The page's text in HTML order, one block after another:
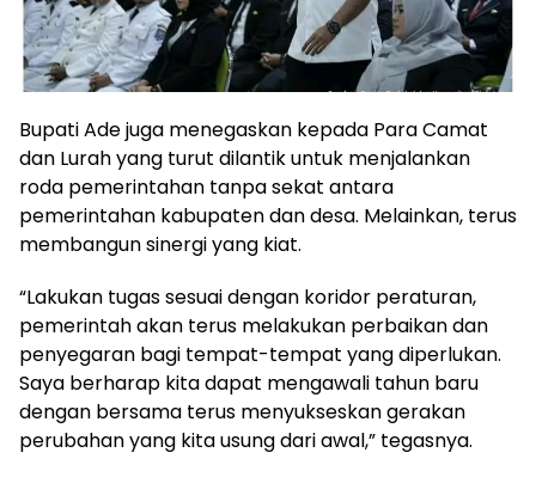
Bupati Ade juga menegaskan kepada Para Camat
dan Lurah yang turut dilantik untuk menjalankan
roda pemerintahan tanpa sekat antara
pemerintahan kabupaten dan desa. Melainkan, terus
membangun sinergi yang kiat.
“Lakukan tugas sesuai dengan koridor peraturan,
pemerintah akan terus melakukan perbaikan dan
penyegaran bagi tempat-tempat yang diperlukan.
Saya berharap kita dapat mengawali tahun baru
dengan bersama terus menyukseskan gerakan
perubahan yang kita usung dari awal,” tegasnya.